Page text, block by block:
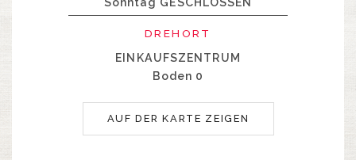
DREHORT
EINKAUFSZENTRUM
Boden 0
AUF DER KARTE ZEIGEN